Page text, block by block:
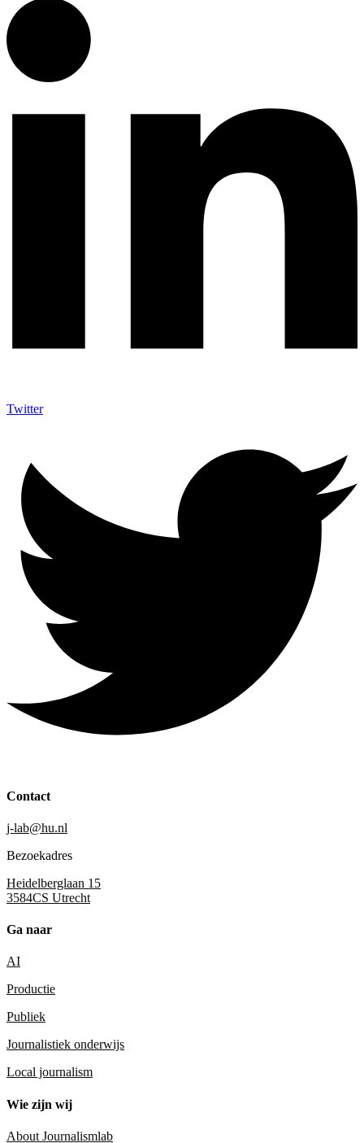
Twitter
Contact
j-lab@hu.nl
Bezoekadres
Heidelberglaan 15
3584CS Utrecht
Ga naar
AI
Productie
Publiek
Journalistiek onderwijs
Local journalism
Wie zijn wij
About Journalismlab